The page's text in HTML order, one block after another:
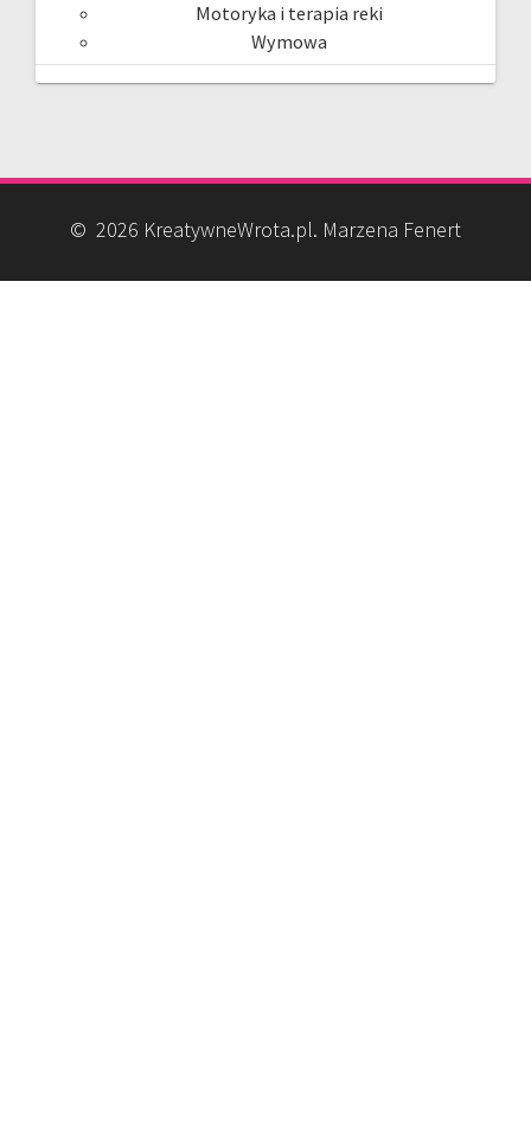
Motoryka i terapia reki
Wymowa
© 2026 KreatywneWrota.pl. Marzena Fenert